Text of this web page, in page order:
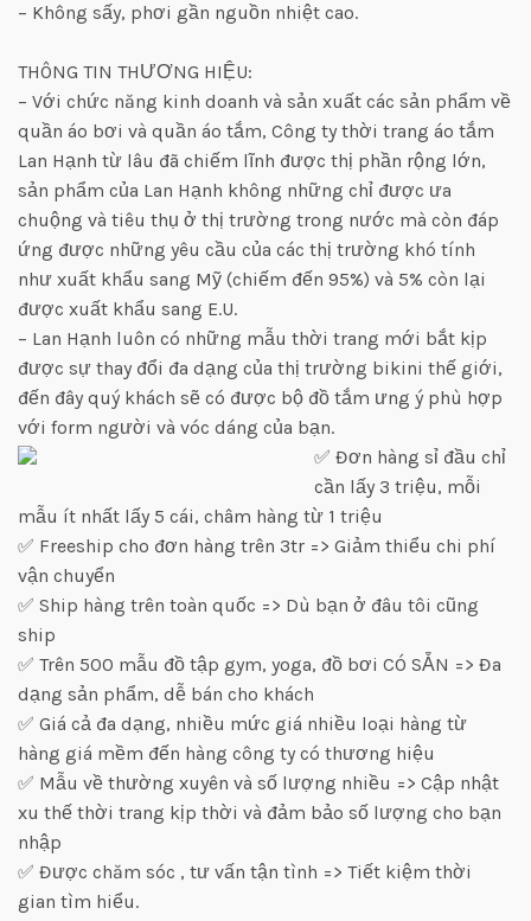
– Không sấy, phơi gần nguồn nhiệt cao.
THÔNG TIN THƯƠNG HIỆU:
– Với chức năng kinh doanh và sản xuất các sản phẩm về
quần áo bơi và quần áo tắm, Công ty thời trang áo tắm
Lan Hạnh từ lâu đã chiếm lĩnh được thị phần rộng lớn,
sản phẩm của Lan Hạnh không những chỉ được ưa
chuộng và tiêu thụ ở thị trường trong nước mà còn đáp
ứng được những yêu cầu của các thị trường khó tính
như xuất khẩu sang Mỹ (chiếm đến 95%) và 5% còn lại
được xuất khẩu sang E.U.
– Lan Hạnh luôn có những mẫu thời trang mới bắt kịp
được sự thay đổi đa dạng của thị trường bikini thế giới,
đến đây quý khách sẽ có được bộ đồ tắm ưng ý phù hợp
với form người và vóc dáng của bạn.
✅ Đơn hàng sỉ đầu chỉ
cần lấy 3 triệu, mỗi
mẫu ít nhất lấy 5 cái, châm hàng từ 1 triệu
✅ Freeship cho đơn hàng trên 3tr => Giảm thiểu chi phí
vận chuyển
✅ Ship hàng trên toàn quốc => Dù bạn ở đâu tôi cũng
ship
✅ Trên 500 mẫu đồ tập gym, yoga, đồ bơi CÓ SẴN => Đa
dạng sản phẩm, dễ bán cho khách
✅ Giá cả đa dạng, nhiều mức giá nhiều loại hàng từ
hàng giá mềm đến hàng công ty có thương hiệu
✅ Mẫu về thường xuyên và số lượng nhiều => Cập nhật
xu thế thời trang kịp thời và đảm bảo số lượng cho bạn
nhập
✅ Được chăm sóc , tư vấn tận tình => Tiết kiệm thời
gian tìm hiểu.